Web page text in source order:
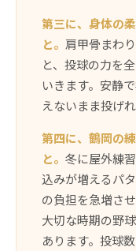
第三に、身体の
と。 肩甲骨まわ
と、投球の力を
いきます。安静
えないまま投げ
第四に、鶴岡の
と。 冬に屋外練
込みが増えるパ
の負担を急増さ
大切な時期の野
あります。投球